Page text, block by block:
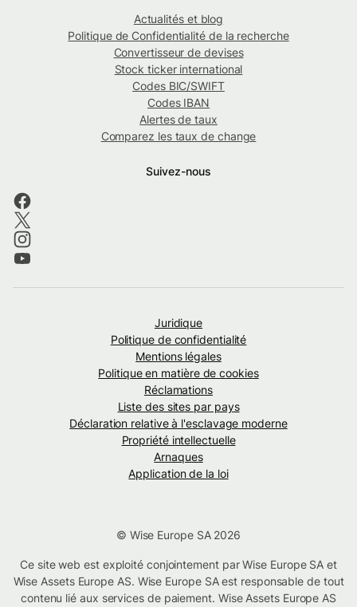
Actualités et blog
Politique de Confidentialité de la recherche
Convertisseur de devises
Stock ticker international
Codes BIC/SWIFT
Codes IBAN
Alertes de taux
Comparez les taux de change
Suivez-nous
Juridique
Politique de confidentialité
Mentions légales
Politique en matière de cookies
Réclamations
Liste des sites par pays
Déclaration relative à l'esclavage moderne
Propriété intellectuelle
Arnaques
Application de la loi
© Wise Europe SA 2026
Ce site web est exploité conjointement par Wise Europe SA et
Wise Assets Europe AS. Wise Europe SA est responsable de tout
contenu lié aux services de paiement. Wise Assets Europe AS